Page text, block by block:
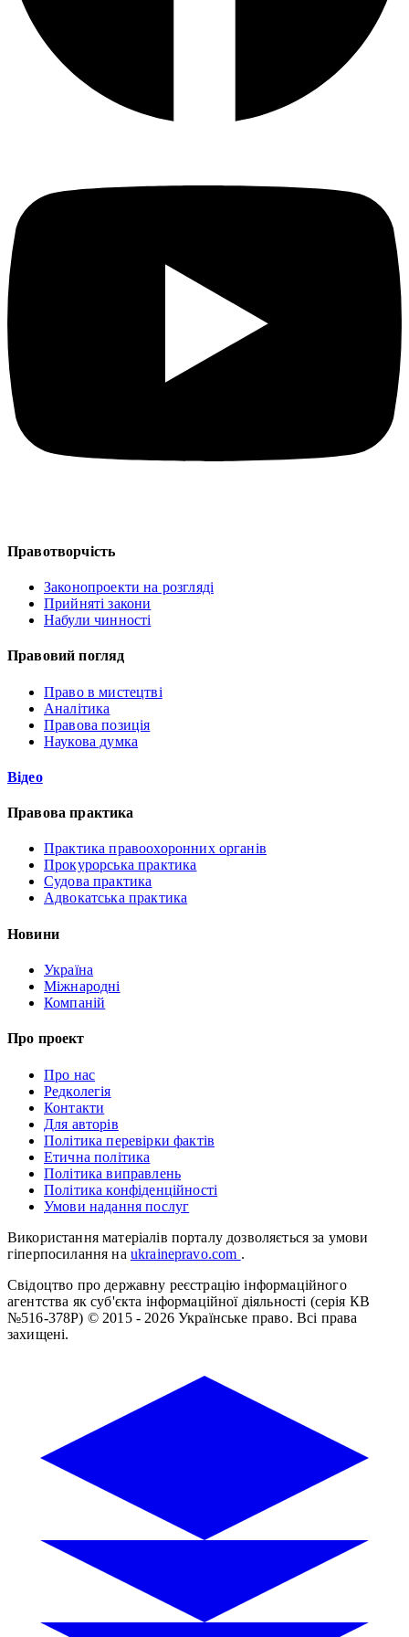
Правотворчість
Законопроекти на розгляді
Прийняті закони
Набули чинності
Правовий погляд
Право в мистецтві
Аналітика
Правова позиція
Наукова думка
Відео
Правова практика
Практика правоохоронних органів
Прокурорська практика
Судова практика
Адвокатська практика
Новини
Україна
Міжнародні
Компаній
Про проект
Про нас
Редколегія
Контакти
Для авторів
Політика перевірки фактів
Етична політика
Політика виправлень
Політика конфіденційності
Умови надання послуг
Використання матеріалів порталу дозволяється за умови
гіперпосилання на ukrainepravo.com .
Свідоцтво про державну реєстрацію інформаційного
агентства як суб'єкта інформаційної діяльності (серія КВ
№516-378Р) © 2015 - 2026 Українське право. Всі права
захищені.